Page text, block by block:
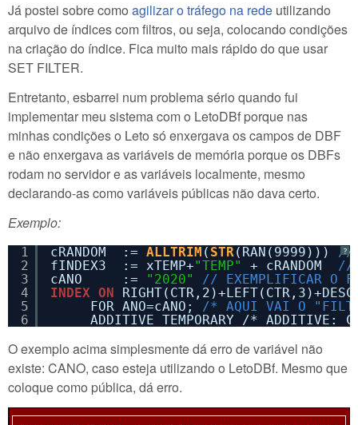
Já postei sobre como agilizar o tráfego na rede utilizando
arquivo de índices com filtros, ou seja, colocando condições
na criação do índice. Fica muito mais rápido do que usar
SET FILTER.
Entretanto, esbarrei num problema sério quando fui
implementar meu sistema com o LetoDBf porque nas
minhas condições o Leto só enxergava os campos de DBF
e não enxergava as variáveis de memória porque os DBFs
rodam no servidor e as variáveis localmente, mesmo
declarando-as como variáveis públicas não dava certo.
Exemplo:
?
1
2
3
4
5
6
cRANDOM  := ALLTRIM ( STR(RAN(9999))) //
fINDEX3  := xTEMP+"TEMP" + cRANDOM //
cANO     :=
"2020"
// EXEMPLIFICAR O
INDEX ON
FOR ANO=cANO; /* AQUI VAI O
ADDITIVE TEMPORARY /*
O exemplo acima simplesmente dá erro de variável não
existe: CANO, caso esteja utilizando o LetoDBf. Mesmo que
coloque como pública, dá erro.